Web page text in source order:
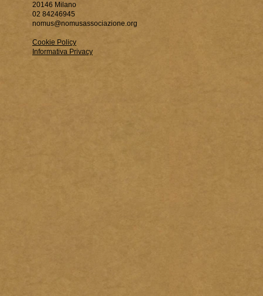
20146 Milano
02 84246945
nomus@nomusassociazione.org
Cookie Policy
Informativa Privacy